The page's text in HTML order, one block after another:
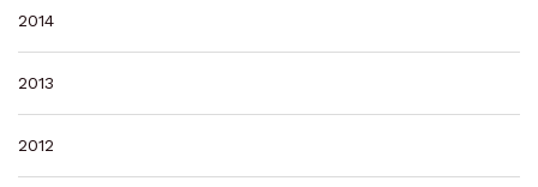
2014
2013
2012